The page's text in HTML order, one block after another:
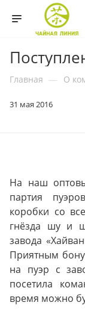
Главная — О
31 мая 2016
На наш
партия
коробки со
гнёзда шу и
завода
Приятным
на пуэр с
посетила
время можно